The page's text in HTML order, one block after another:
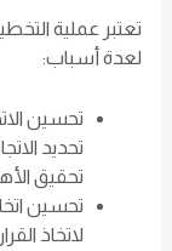
تعتبر عملية
لعدة أسباب:
تحسين
تحديد
تحقيق
تحسين
لاتخاذ